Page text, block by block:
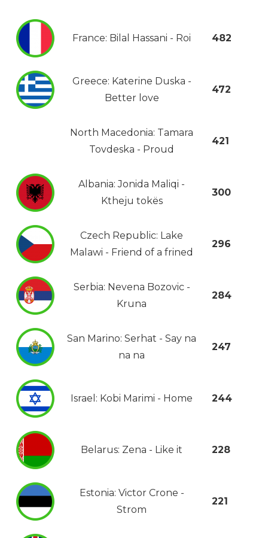
France: Bilal Hassani - Roi 482
Greece: Katerine Duska -
Better love
472
North Macedonia: Tamara
Tovdeska - Proud
421
Albania: Jonida Maliqi -
Ktheju tokës
300
Czech Republic: Lake
Malawi - Friend of a frined
296
Serbia: Nevena Bozovic -
Kruna
284
San Marino: Serhat - Say na
na na
247
Israel: Kobi Marimi - Home 244
Belarus: Zena - Like it 228
Estonia: Victor Crone -
Strom
221